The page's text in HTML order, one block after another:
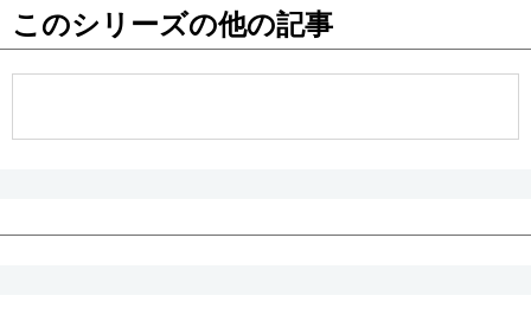
お知らせ
公式SNS
このシリーズの他の記事